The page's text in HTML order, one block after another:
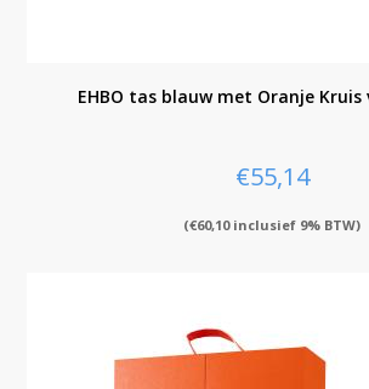
EHBO tas blauw met Oranje Kruis
€55,14
(€60,10inclusief 9% BTW)